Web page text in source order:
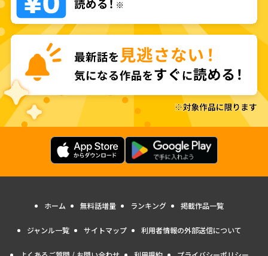
ホーム 無料話増量 ランキング 掲載作品一覧
ジャンル一覧 サイトマップ 利用者情報の外部送信について